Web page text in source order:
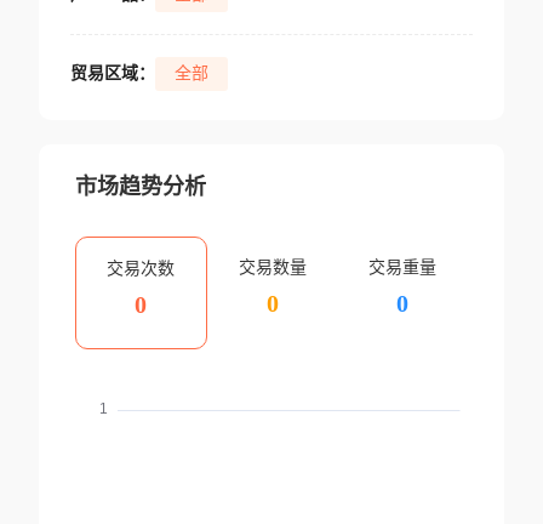
贸易区域： 全部
市场趋势分析
交易次数
0
交易数量
0
交易重量
0